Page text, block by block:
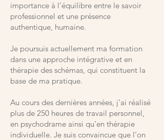
importance à l’équilibre entre le savoir
professionnel et une présence
authentique, humaine.
Je poursuis actuellement ma formation
dans une approche intégrative et en
thérapie des schémas, qui constituent la
base de ma pratique.
Au cours des dernières années, j’ai réalisé
plus de 250 heures de travail personnel,
en psychodrame ainsi qu’en thérapie
individuelle. Je suis convaincue que l’on